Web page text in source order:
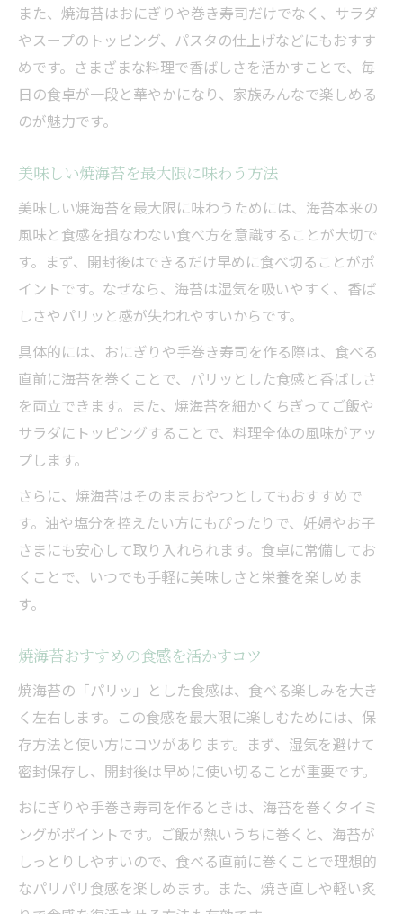
また、焼海苔はおにぎりや巻き寿司だけでなく、サラダ
やスープのトッピング、パスタの仕上げなどにもおすす
めです。さまざまな料理で香ばしさを活かすことで、毎
日の食卓が一段と華やかになり、家族みんなで楽しめる
のが魅力です。
美味しい焼海苔を最大限に味わう方法
美味しい焼海苔を最大限に味わうためには、海苔本来の
風味と食感を損なわない食べ方を意識することが大切で
す。まず、開封後はできるだけ早めに食べ切ることがポ
イントです。なぜなら、海苔は湿気を吸いやすく、香ば
しさやパリッと感が失われやすいからです。
具体的には、おにぎりや手巻き寿司を作る際は、食べる
直前に海苔を巻くことで、パリッとした食感と香ばしさ
を両立できます。また、焼海苔を細かくちぎってご飯や
サラダにトッピングすることで、料理全体の風味がアッ
プします。
さらに、焼海苔はそのままおやつとしてもおすすめで
す。油や塩分を控えたい方にもぴったりで、妊婦やお子
さまにも安心して取り入れられます。食卓に常備してお
くことで、いつでも手軽に美味しさと栄養を楽しめま
す。
焼海苔おすすめの食感を活かすコツ
焼海苔の「パリッ」とした食感は、食べる楽しみを大き
く左右します。この食感を最大限に楽しむためには、保
存方法と使い方にコツがあります。まず、湿気を避けて
密封保存し、開封後は早めに使い切ることが重要です。
おにぎりや手巻き寿司を作るときは、海苔を巻くタイミ
ングがポイントです。ご飯が熱いうちに巻くと、海苔が
しっとりしやすいので、食べる直前に巻くことで理想的
なパリパリ食感を楽しめます。また、焼き直しや軽い炙